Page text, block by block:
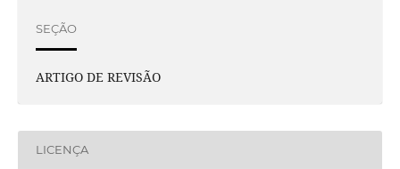
SEÇÃO
ARTIGO DE REVISÃO
LICENÇA